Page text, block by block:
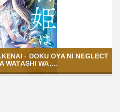
- DOKU OYA NI NEGLECT
WATASHI WA,...